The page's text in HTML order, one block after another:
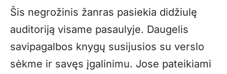
Šis negrožinis žanras pasiekia didžiulę
auditoriją visame pasaulyje. Daugelis
savipagalbos knygų susijusios su verslo
sėkme ir savęs įgalinimu. Jose pateikiami